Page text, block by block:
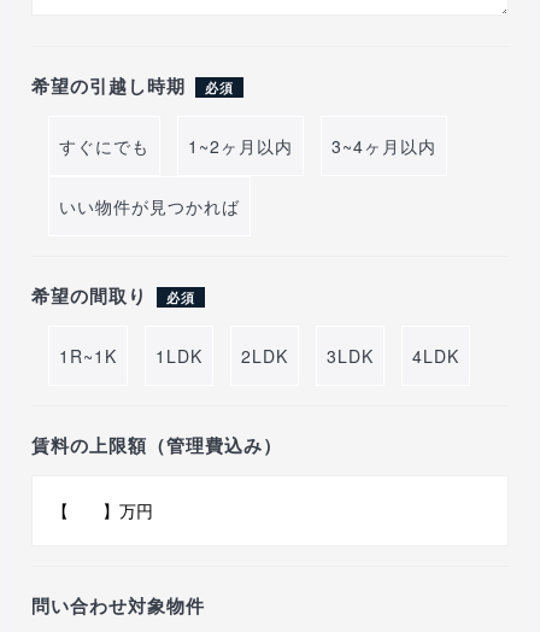
希望の引越し時期 必須
すぐにでも 1~2ヶ月以内 3~4ヶ月以内
いい物件が見つかれば
希望の間取り 必須
1R~1K 1LDK 2LDK 3LDK 4LDK
賃料の上限額（管理費込み）
問い合わせ対象物件